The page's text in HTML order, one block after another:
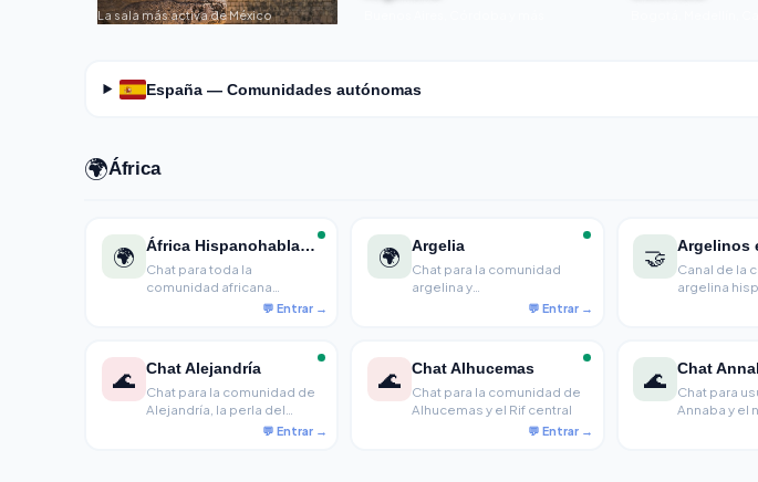
La sala más activa de México
España — Comunidades autónomas
🌍África
🌍
África Hispanohablante
Chat para toda la
comunidad africana
🌍
Argelia
Chat para la comunidad
argelina y
hispanohablantes en
🤝
Argelinos
Canal de la
argelina
🌊
Chat Alejandría
Chat para la comunidad de
Alejandría, la perla del
🌊
Chat Alhucemas
Chat para la comunidad de
Alhucemas y el Rif central
🌊
Chat
Chat para
Annaba y el